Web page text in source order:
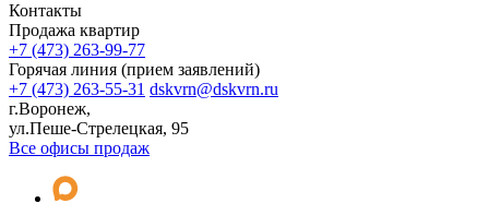
Контакты
Продажа квартир
+7 (473) 263-99-77
Горячая линия (прием заявлений)
+7 (473) 263-55-31 dskvrn@dskvrn.ru
г.Воронеж,
ул.Пеше-Стрелецкая, 95
Все офисы продаж